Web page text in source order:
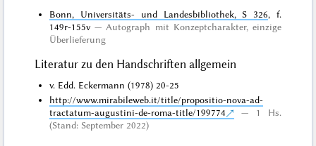
Bonn, Universitäts- und Landesbibliothek, S 326, f.
149r-155v
Autograph mit Konzeptcharakter, einzige
Überlieferung
Literatur zu den Handschriften allgemein
v. Edd. Eckermann (1978) 20-25
http://www.mirabileweb.it/title/propositio-nova-ad-
tractatum-augustini-de-roma-title/199774
1 Hs.
(Stand: September 2022)